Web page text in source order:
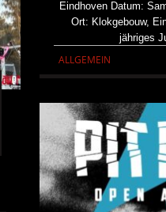
Eindhoven Datum:
Ort: Klokgebouw,
jähriges
ALLGEMEIN